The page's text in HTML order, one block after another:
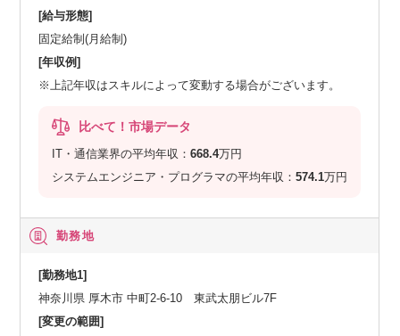
[給与形態]
固定給制(月給制)
[年収例]
※上記年収はスキルによって変動する場合がございます。
比べて！市場データ
IT・通信業界の平均年収：668.4万円
システムエンジニア・プログラマの平均年収：574.1万円
勤務地
[勤務地1]
神奈川県 厚木市 中町2-6-10 東武太朋ビル7F
[変更の範囲]